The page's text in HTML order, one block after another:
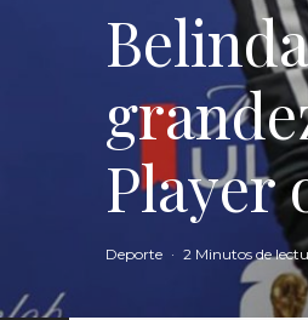
Player
Deporte · 2 Minutos de